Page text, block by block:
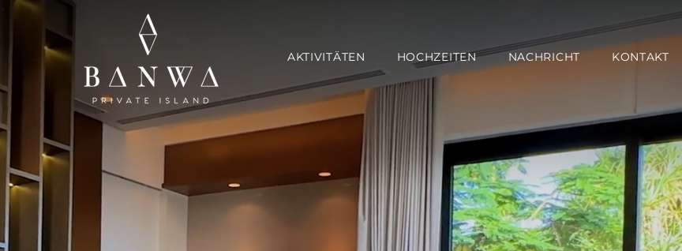
AKTIVITÄTEN HOCHZEITEN NACHRICHT KONTAKT